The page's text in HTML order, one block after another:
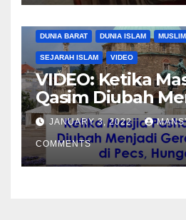
DUNIA BARAT DUNIA ISLAM
SEJARAH ISLAM VIDEO
VIDEO: Ketika
Qasim Diubah
Katolik di Pecs,
JANUARY 3, 2022
COMMENTS